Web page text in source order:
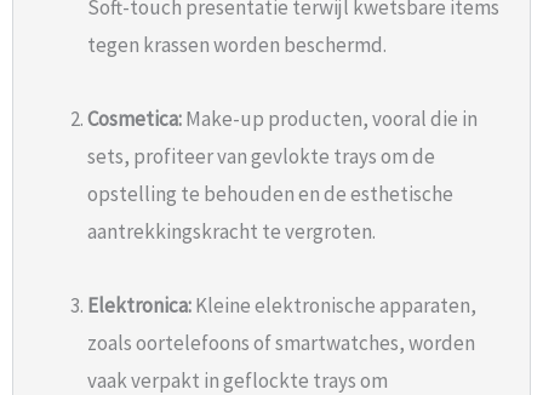
Soft-touch presentatie terwijl kwetsbare items
tegen krassen worden beschermd.
Cosmetica:Make-up producten, vooral die in
sets, profiteer van gevlokte trays om de
opstelling te behouden en de esthetische
aantrekkingskracht te vergroten.
Elektronica:Kleine elektronische apparaten,
zoals oortelefoons of smartwatches, worden
vaak verpakt in geflockte trays om